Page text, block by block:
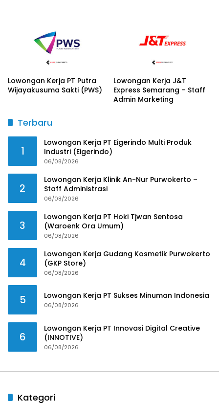
Lowongan Kerja PT Putra
Wijayakusuma Sakti (PWS)
Lowongan Kerja J&T
Express Semarang – Staff
Admin Marketing
Terbaru
1
Lowongan Kerja PT Eigerindo Multi Produk
Industri (Eigerindo)
06/08/2026
2
Lowongan Kerja Klinik An-Nur Purwokerto –
Staff Administrasi
06/08/2026
3
Lowongan Kerja PT Hoki Tjwan Sentosa
(Waroenk Ora Umum)
06/08/2026
4
Lowongan Kerja Gudang Kosmetik Purwokerto
(GKP Store)
06/08/2026
5 Lowongan Kerja PT Sukses Minuman Indonesia
06/08/2026
6
Lowongan Kerja PT Innovasi Digital Creative
(INNOTIVE)
06/08/2026
Kategori